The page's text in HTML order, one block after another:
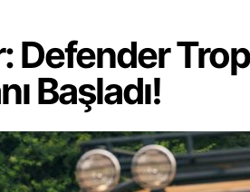
Defender
Başladı!